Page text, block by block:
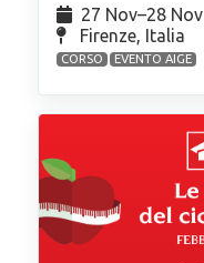
27 Nov⁠–28 Nov
Firenze, Italia
CORSO EVENTO AIGE